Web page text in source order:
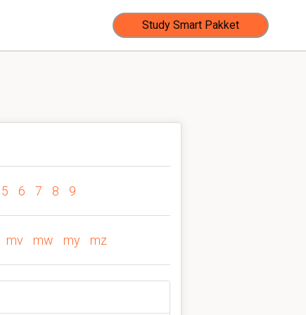
Study Smart Pakket
5 6 7 8 9
mv mw my mz